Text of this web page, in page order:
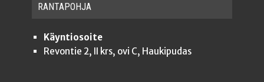
RAN­TA­POH­JA
Käyntiosoite
Revontie 2, II krs, ovi C, Haukipudas